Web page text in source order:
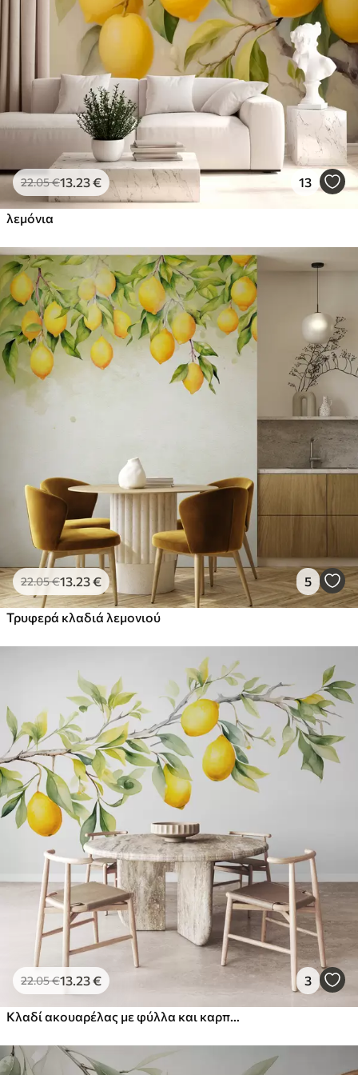
Στάνταρ
.99€
Πρίμιουμ
.6734 .00€/m²
Premium βινύλιο
65.00 39 .00 €/m²
Peel and Stick
81.6749.00€/m²
22.05€13 .23€ 13
λεμόνια
22.05€13 .23€ 5
Τρυφερά κλαδιά λεμονιού
22.05€13 .23€ 3